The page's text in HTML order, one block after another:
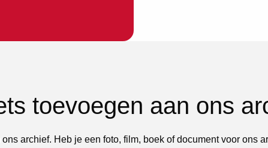
toevoegen aan ons
archief. Heb je een foto, film, boek of document voor ons